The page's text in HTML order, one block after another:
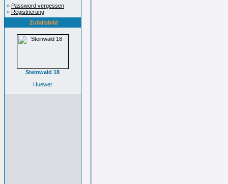
» Password vergessen
» Registrierung
Zufallsbild
Steinwald 18
Huewer